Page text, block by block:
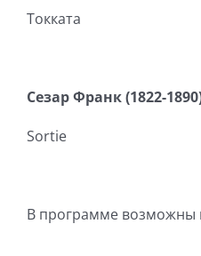
Токката
Сезар Франк (1822-
Sortie
В программе возможны